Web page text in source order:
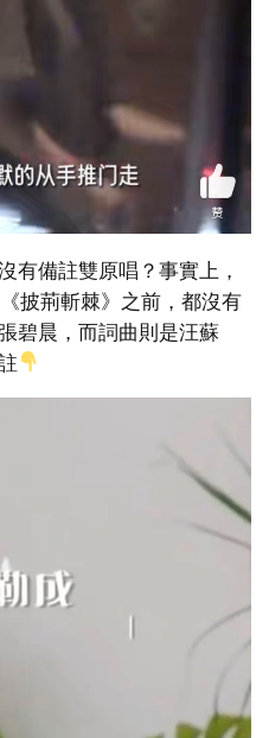
有備註雙原唱？事實上，
披荊斬棘》之前，都沒有
碧晨，而詞曲則是汪蘇